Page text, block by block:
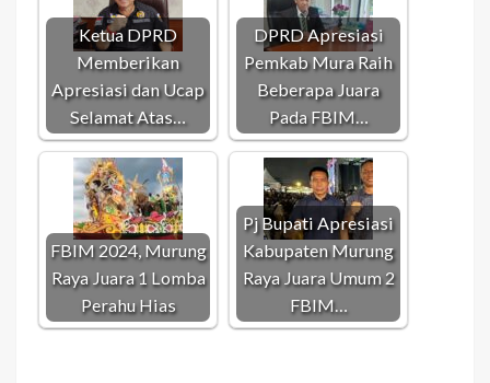
Ketua DPRD
Memberikan
Apresiasi dan Ucap
Selamat Atas…
DPRD Apresiasi
Pemkab Mura Raih
Beberapa Juara
Pada FBIM…
FBIM 2024, Murung
Raya Juara 1 Lomba
Perahu Hias
Pj Bupati Apresiasi
Kabupaten Murung
Raya Juara Umum 2
FBIM…